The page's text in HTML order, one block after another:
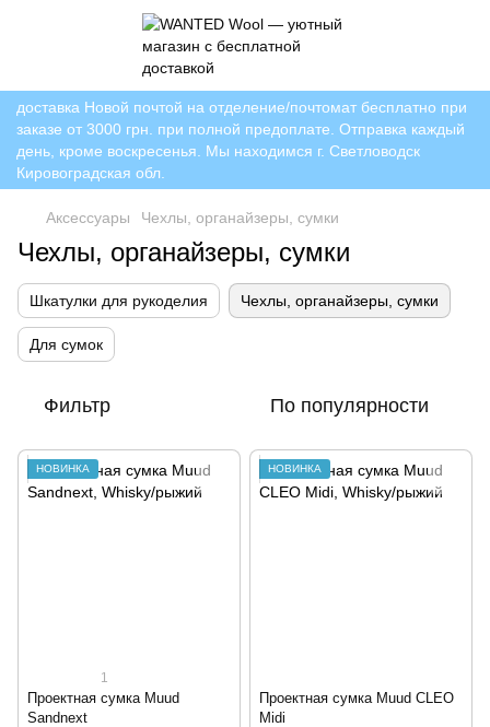
доставка Новой почтой на отделение/почтомат бесплатно при
заказе от 3000 грн. при полной предоплате. Отправка каждый
день, кроме воскресенья. Мы находимся г. Светловодск
Кировоградская обл.
Аксессуары Чехлы, органайзеры, сумки
Чехлы, органайзеры, сумки
Шкатулки для рукоделия Чехлы, органайзеры, сумки
Для сумок
Фильтр По популярности
НОВИНКА
1
Проектная сумка Muud
Sandnext
НОВИНКА
Проектная сумка Muud СLEO
Midi